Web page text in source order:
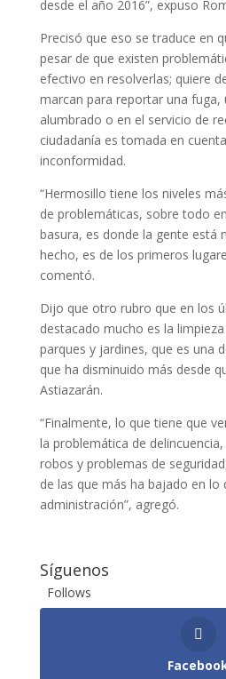
desde el año 2016”, expuso
Precisó que eso se traduce en
pesar de que existen
efectivo en resolverlas; quiere
marcan para reportar una fuga,
alumbrado o en el servicio de
ciudadanía es tomada en
inconformidad.
“Hermosillo tiene los niveles
de problemáticas, sobre todo
basura, es donde la gente está
hecho, es de los primeros
comentó.
Dijo que otro rubro que en los
destacado mucho es la
parques y jardines, que es una
que ha disminuido más desde
Astiazarán.
“Finalmente, lo que tiene que
la problemática de
robos y problemas de
de las que más ha bajado en lo
administración”, agregó.
Síguenos
Follows